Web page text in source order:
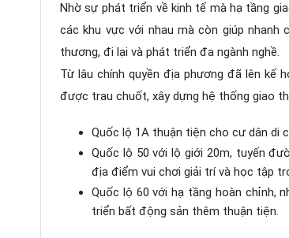
Nhờ sự phát triển về kinh tế mà hạ tầng
các khu vực với nhau mà còn giúp
thương, đi lại và phát triển đa ngành nghề.
Từ lâu chính quyền địa phương đã lên kế
được trau chuốt, xây dựng hệ thống giao
Quốc lộ 1A thuận tiện cho cư dân di
Quốc lộ 50 với lộ giới 20m, tuyến
địa điểm vui chơi giải trí và học tập
Quốc lộ 60 với hạ tầng hoàn chỉnh,
triển bất động sản thêm thuận tiện.